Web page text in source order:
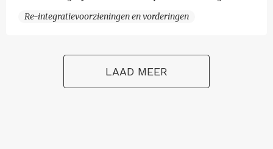
Re-integratievoorzieningen en vorderingen
LAAD MEER